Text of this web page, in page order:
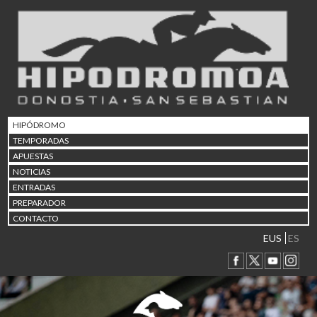
HIPÓDROMO
TEMPORADAS
APUESTAS
NOTICIAS
ENTRADAS
PREPARADOR
CONTACTO
EUS ES
02/08 17:30 Abuztuaren 2a / 2 de
Abuztuaren 9a / 9 de
12/08 12:24 Abuztaren 12a / 12 de
15/08 17:05 Abuztuaren 15a / 15 de
23/08 17:30 Abuztuaren 23a / 23 de
30/08 17:30 Abuztuaren 30a / 30 de
02/09 11:15
06/09 17:30 Irailaren 6a / 6 de
Irailaren 13a / 13 de
30/09 11:30 Irailaren 30a / 30 de